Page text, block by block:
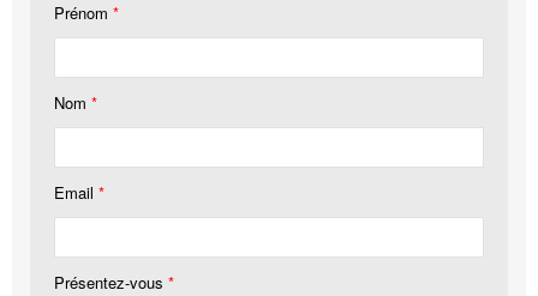
Prénom *
Nom *
Email *
Présentez-vous *